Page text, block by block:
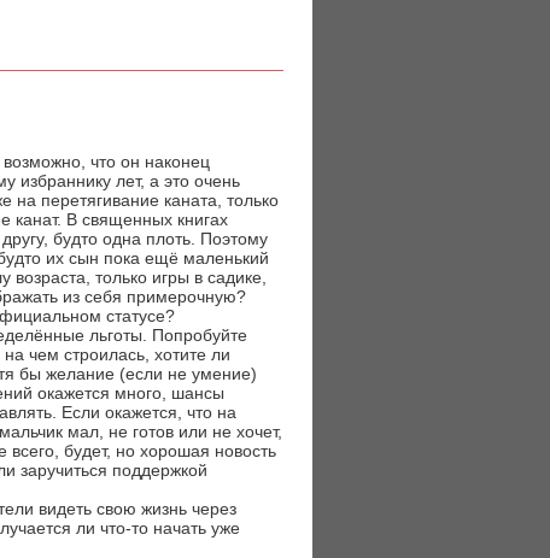
что он наконец
избраннику лет, а это очень
перетягивание каната, только
канат. В священных книгах
будто одна плоть. Поэтому
их сын пока ещё маленький
только игры в садике,
из себя примерочную?
статусе?
льготы. Попробуйте
чем строилась, хотите ли
бы желание (если не умение)
окажется много, шансы
Если окажется, что на
мал, не готов или не хочет,
всего, будет, но хорошая новость
заручиться поддержкой
видеть свою жизнь через
ли что-то начать уже